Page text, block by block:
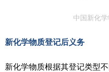
中国新化
新化学物质登记后义务
新化学物质根据其登记类型